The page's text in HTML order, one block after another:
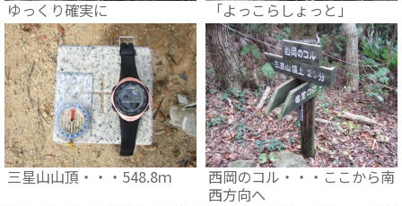
ゆっくり確実に 「よっこらしょっと」
三星山山頂・・・548.8ｍ
西岡のコル・・・ここから南
西方向へ